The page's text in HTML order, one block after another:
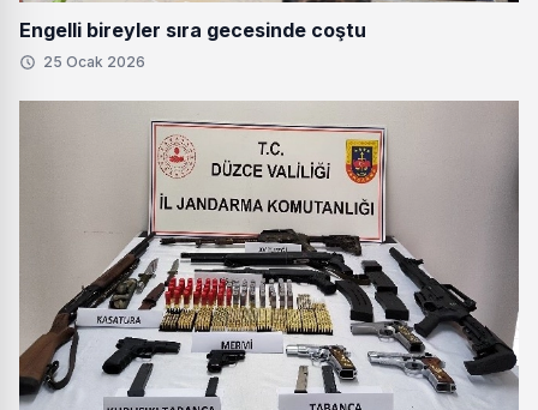
Engelli bireyler sıra gecesinde coştu
25 Ocak 2026